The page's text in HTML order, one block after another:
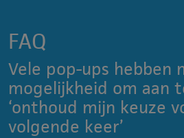
FAQ
Vele pop-ups hebben
mogelijkheid om aan
‘onthoud mijn keuze
volgende keer’